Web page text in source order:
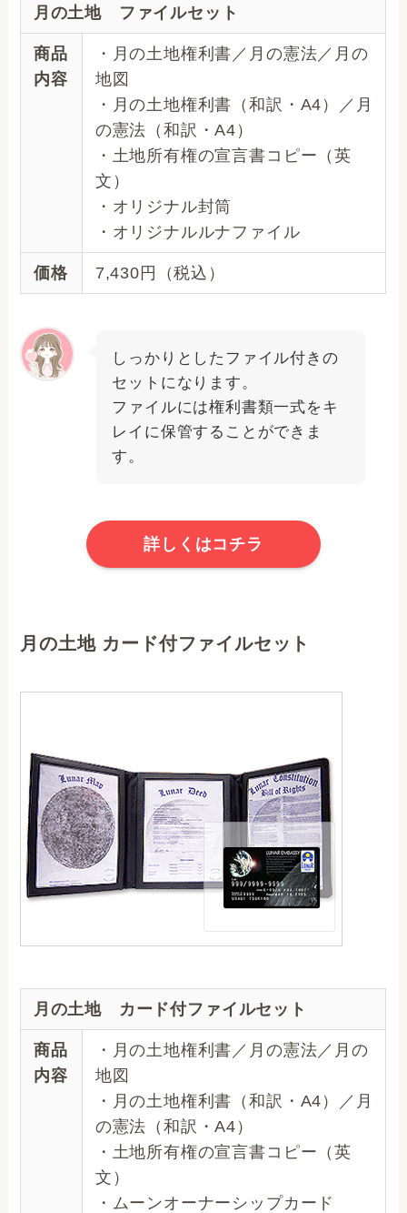
月の土地 ファイルセット
商品
内容
・月の土地権利書／月の憲法／月の
地図
・月の土地権利書（和訳・A4）／月
の憲法（和訳・A4）
・土地所有権の宣言書コピー（英
文）
・オリジナル封筒
・オリジナルルナファイル
価格 7,430円（税込）
しっかりとしたファイル付きの
セットになります。
ファイルには権利書類一式をキ
レイに保管することができま
す。
詳しくはコチラ
月の土地 カード付ファイルセット
月の土地 カード付ファイルセット
商品
内容
・月の土地権利書／月の憲法／月の
地図
・月の土地権利書（和訳・A4）／月
の憲法（和訳・A4）
・土地所有権の宣言書コピー（英
文）
・ムーンオーナーシップカード